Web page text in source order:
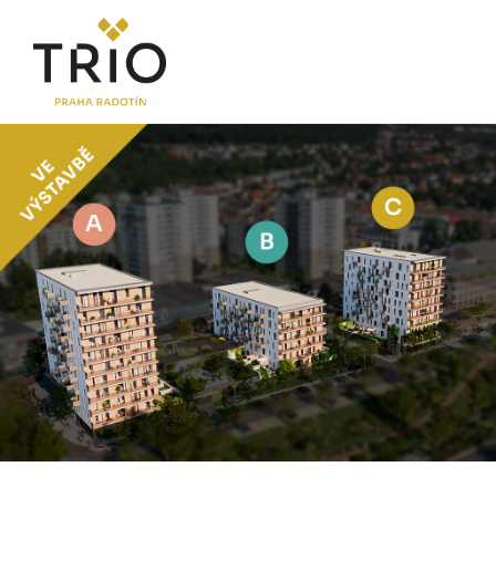
O PROJEKTU
Proč TRIO Radotín
FAQ sekce
Novinky
Postup koupě a financování
LOKALITA
CENÍK
Byty